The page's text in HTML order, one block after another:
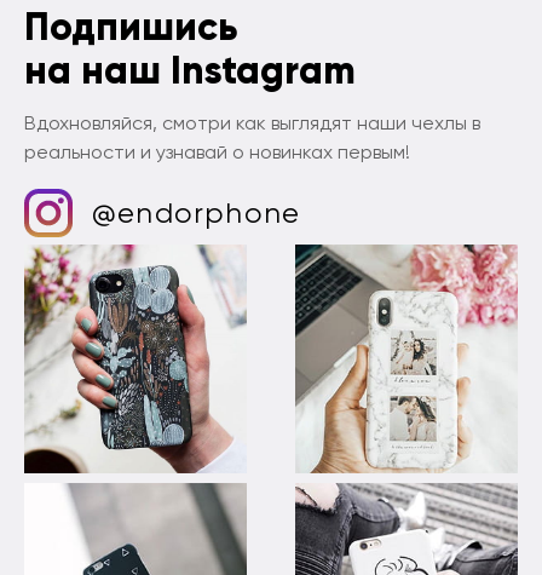
Подпишись
на наш Instagram
Вдохновляйся, смотри как выглядят наши чехлы в
реальности и узнавай о новинках первым!
@endorphone